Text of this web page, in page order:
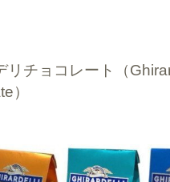
チョコレート（
）